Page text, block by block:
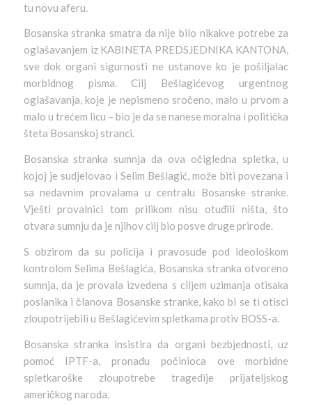
tu novu aferu.
Bosanska stranka smatra da nije bilo nikakve potrebe za
oglašavanjem iz KABINETA PREDSJEDNIKA KANTONA,
sve dok organi sigurnosti ne ustanove ko je pošiljalac
morbidnog pisma. Cilj Bešlagićevog urgentnog
oglašavanja, koje je nepismeno sročeno, malo u prvom a
malo u trećem licu – bio je da se nanese moralna i politička
šteta Bosanskoj stranci.
Bosanska stranka sumnja da ova očigledna spletka, u
kojoj je sudjelovao i Selim Bešlagić, može biti povezana i
sa nedavnim provalama u centralu Bosanske stranke.
Vješti provalnici tom prilikom nisu otuđili ništa, što
otvara sumnju da je njihov cilj bio posve druge prirode.
S obzirom da su policija i pravosuđe pod ideološkom
kontrolom Selima Bešlagića, Bosanska stranka otvoreno
sumnja, da je provala izvedena s ciljem uzimanja otisaka
poslanika i članova Bosanske stranke, kako bi se ti otisci
zloupotrijebili u Bešlagićevim spletkama protiv BOSS-a.
Bosanska stranka insistira da organi bezbjednosti, uz
pomoć IPTF-a, pronađu počinioca ove morbidne
spletkaroške zloupotrebe tragedije prijateljskog
američkog naroda.